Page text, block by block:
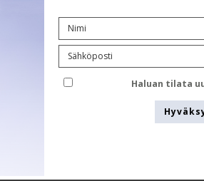
tukisukat, puuvilla,
pisteillä
Haluan tilata